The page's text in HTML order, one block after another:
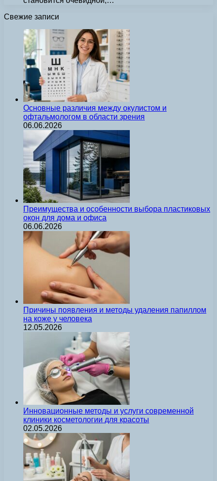
Свежие записи
Основные различия между окулистом и
офтальмологом в области зрения
06.06.2026
Преимущества и особенности выбора пластиковых
окон для дома и офиса
06.06.2026
Причины появления и методы удаления папиллом
на коже у человека
12.05.2026
Инновационные методы и услуги современной
клиники косметологии для красоты
02.05.2026